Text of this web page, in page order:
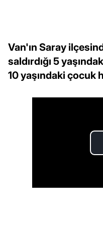
Van'ın Saray
saldırdığı 5
10 yaşındaki çocuk